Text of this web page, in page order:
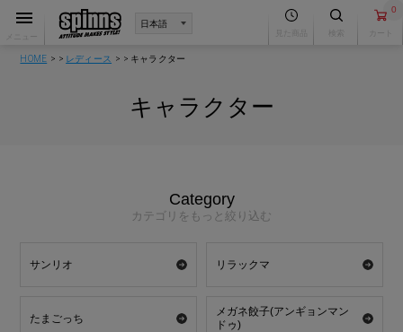
0
HOME レディース キャラクター
キャラクター
Category
カテゴリをもっと絞り込む
サンリオ リラックマ
たまごっち
メガネ餃子(アンギョンマン
ドゥ)